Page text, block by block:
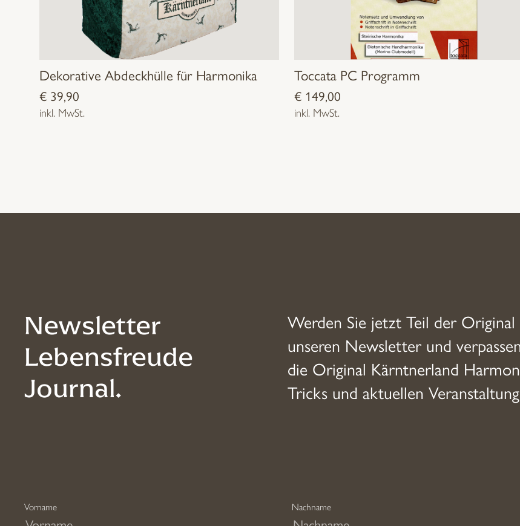
Dekorative Abdeckhülle für Harmonika
€ 39,90
inkl. MwSt.
mehrere
können
auf
Produktseite
Toccata PC Programm
€ 149,00
inkl. MwSt.
Newsletter
Lebensfreude
Journal.
Werden Sie jetzt Teil der
unseren Newsletter und
die Original Kärntnerland
Tricks und aktuellen
Vorname Nachname